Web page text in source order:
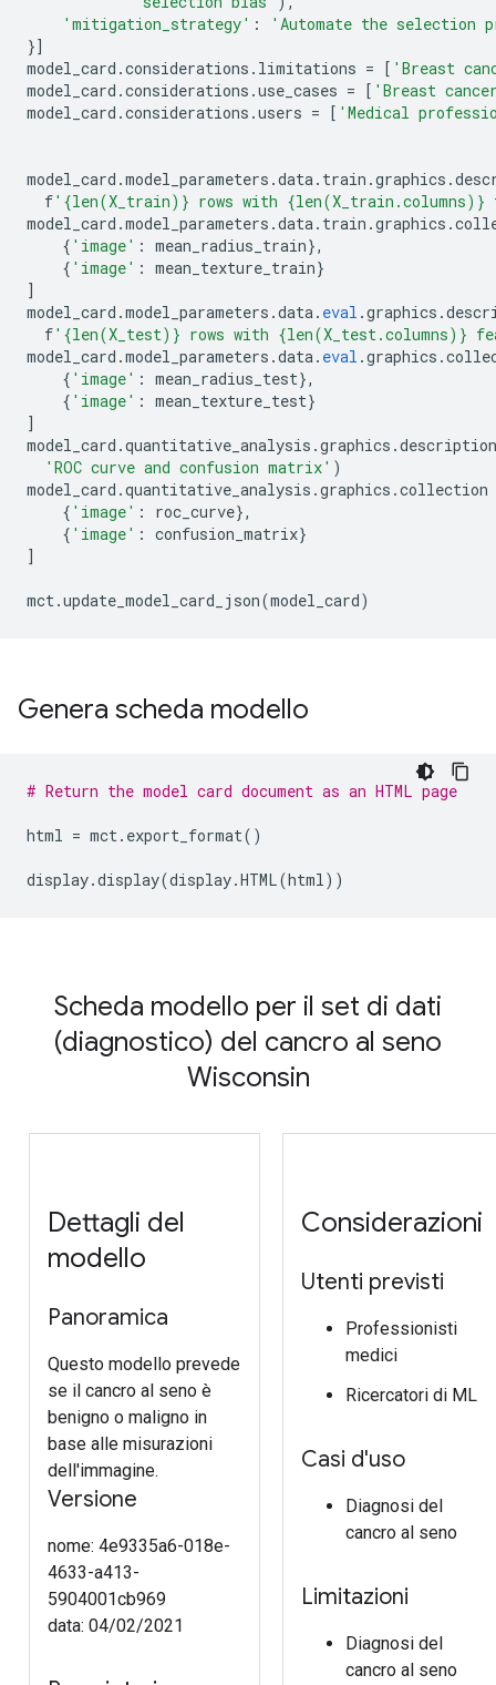
'mitigation_strategy' :
'Automate the selection
}]
model_card .considerations . limitations = [ 'Breast
model_card .considerations .use_cases = [ 'Breast
model_card .considerations .users = [ 'Medical
model_card .model_parameters .data. train .graphics .
f'{len(X_train)} rows with {len(X_train.columns)}
model_card .model_parameters .data. train .graphics .
{ 'image' : mean_radius_train},
{ 'image' : mean_texture_train}
]
model_card .model_parameters .data. eval .graphics .
f'{len(X_test)} rows with {len(X_test.columns)}
model_card .model_parameters .data. eval .graphics .
{ 'image' : mean_radius_test},
{ 'image' : mean_texture_test}
]
model_card .quantitative_analysis .graphics .
'ROC curve and confusion matrix' )
model_card .quantitative_analysis .graphics .collection
{ 'image' : roc_curve},
{ 'image' : confusion_matrix}
]
mct.update_model_card_json(model_card)
Genera scheda modello
# Return the model card document as an HTML page
html = mct. export_format()
display.display(display.HTML(html))